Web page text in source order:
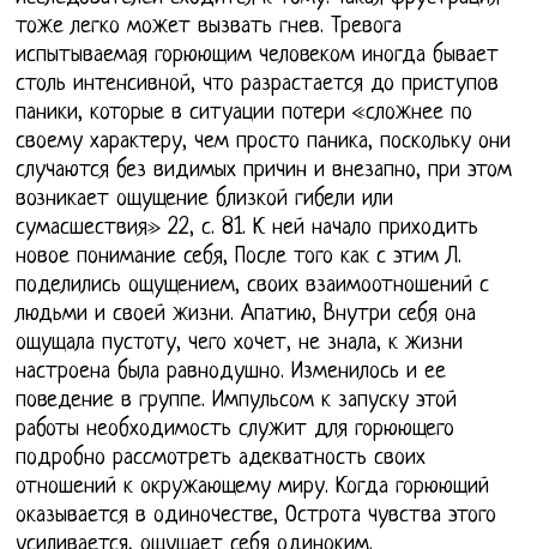
тоже легко может вызвать гнев. Тревога
испытываемая горюющим человеком иногда бывает
столь интенсивной, что разрастается до приступов
паники, которые в ситуации потери «сложнее по
своему характеру, чем просто паника, поскольку они
случаются без видимых причин и внезапно, при этом
возникает ощущение близкой гибели или
сумасшествия» 22, с. 81. К ней начало приходить
новое понимание себя, После того как с этим Л.
поделились ощущением, своих взаимоотношений с
людьми и своей жизни. Апатию, Внутри себя она
ощущала пустоту, чего хочет, не знала, к жизни
настроена была равнодушно. Изменилось и ее
поведение в группе. Импульсом к запуску этой
работы необходимость служит для горюющего
подробно рассмотреть адекватность своих
отношений к окружающему миру. Когда горюющий
оказывается в одиночестве, Острота чувства этого